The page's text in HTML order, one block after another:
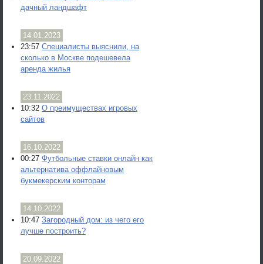
дачный ландшафт
14.01.2023
23:57 Специалисты выяснили, на
сколько в Москве подешевела
аренда жилья
23.11.2022
10:32 О преимуществах игровых
сайтов
16.10.2022
00:27 Футбольные ставки онлайн как
альтернатива оффлайновым
букмекерским конторам
14.10.2022
10:47 Загородный дом: из чего его
лучше построить?
20.09.2022